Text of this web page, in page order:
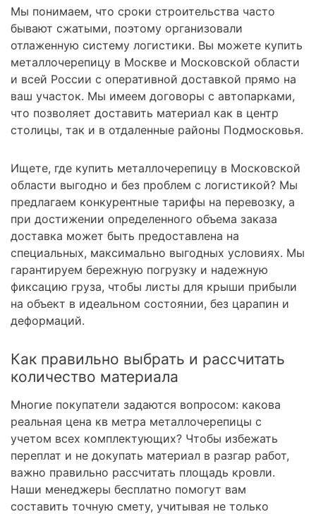
Мы понимаем, что сроки строительства часто
бывают сжатыми, поэтому организовали
отлаженную систему логистики. Вы можете купить
металлочерепицу в Москве и Московской области
и всей России с оперативной доставкой прямо на
ваш участок. Мы имеем договоры с автопарками,
что позволяет доставить материал как в центр
столицы, так и в отдаленные районы Подмосковья.
Ищете, где купить металлочерепицу в Московской
области выгодно и без проблем с логистикой? Мы
предлагаем конкурентные тарифы на перевозку, а
при достижении определенного объема заказа
доставка может быть предоставлена на
специальных, максимально выгодных условиях. Мы
гарантируем бережную погрузку и надежную
фиксацию груза, чтобы листы для крыши прибыли
на объект в идеальном состоянии, без царапин и
деформаций.
Как правильно выбрать и рассчитать
количество материала
Многие покупатели задаются вопросом: какова
реальная цена кв метра металлочерепицы с
учетом всех комплектующих? Чтобы избежать
переплат и не докупать материал в разгар работ,
важно правильно рассчитать площадь кровли.
Наши менеджеры бесплатно помогут вам
составить точную смету, учитывая не только